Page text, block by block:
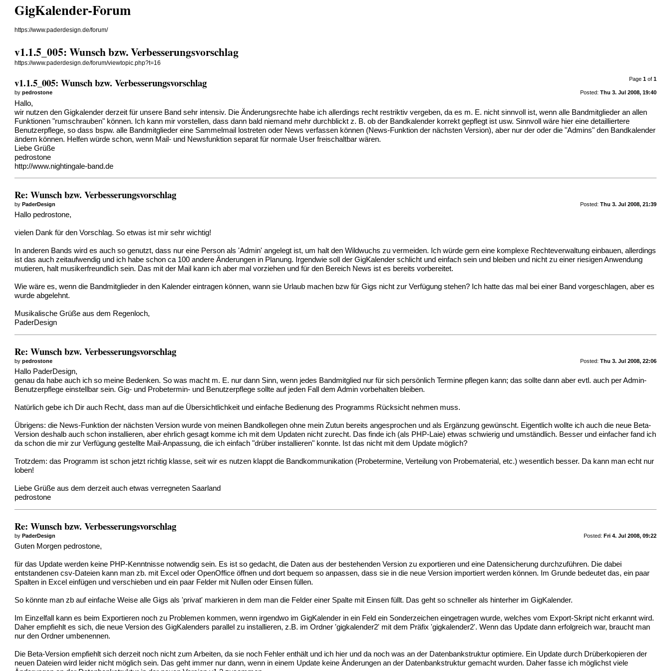
GigKalender-Forum
https://www.paderdesign.de/forum/
v1.1.5_005: Wunsch bzw. Verbesserungsvorschlag
https://www.paderdesign.de/forum/viewtopic.php?t=16
Page 1of 1
v1.1.5_005: Wunsch bzw. Verbesserungsvorschlag
Posted: Thu 3. Jul 2008, 19:40
bypedrostone
Hallo,
wir nutzen den Gigkalender derzeit für unsere Band sehr intensiv. Die Änderungsrechte habe ich allerdings recht restriktiv vergeben, da es m. E. nicht sinnvoll ist, wenn alle Bandmitglieder an allen
Funktionen "rumschrauben" können. Ich kann mir vorstellen, dass dann bald niemand mehr durchblickt z. B. ob der Bandkalender korrekt gepflegt ist usw. Sinnvoll wäre hier eine detailliertere
Benutzerpflege, so dass bspw. alle Bandmitglieder eine Sammelmail lostreten oder News verfassen können (News-Funktion der nächsten Version), aber nur der oder die "Admins" den Bandkalender
ändern können. Helfen würde schon, wenn Mail- und Newsfunktion separat für normale User freischaltbar wären.
Liebe Grüße
pedrostone
http://www.nightingale-band.de
Re: Wunsch bzw. Verbesserungsvorschlag
Posted: Thu 3. Jul 2008, 21:39
byPaderDesign
Hallo pedrostone,
vielen Dank für den Vorschlag. So etwas ist mir sehr wichtig!
In anderen Bands wird es auch so genutzt, dass nur eine Person als 'Admin' angelegt ist, um halt den Wildwuchs zu vermeiden. Ich würde gern eine komplexe Rechteverwaltung einbauen, allerdings
ist das auch zeitaufwendig und ich habe schon ca 100 andere Änderungen in Planung. Irgendwie soll der GigKalender schlicht und einfach sein und bleiben und nicht zu einer riesigen Anwendung
mutieren, halt musikerfreundlich sein. Das mit der Mail kann ich aber mal vorziehen und für den Bereich News ist es bereits vorbereitet.
Wie wäre es, wenn die Bandmitglieder in den Kalender eintragen können, wann sie Urlaub machen bzw für Gigs nicht zur Verfügung stehen? Ich hatte das mal bei einer Band vorgeschlagen, aber es
wurde abgelehnt.
Musikalische Grüße aus dem Regenloch,
PaderDesign
Re: Wunsch bzw. Verbesserungsvorschlag
Posted: Thu 3. Jul 2008, 22:06
bypedrostone
Hallo PaderDesign,
genau da habe auch ich so meine Bedenken. So was macht m. E. nur dann Sinn, wenn jedes Bandmitglied nur für sich persönlich Termine pflegen kann; das sollte dann aber evtl. auch per Admin-
Benutzerpflege einstellbar sein. Gig- und Probetermin- und Benutzerpflege sollte auf jeden Fall dem Admin vorbehalten bleiben.
Natürlich gebe ich Dir auch Recht, dass man auf die Übersichtlichkeit und einfache Bedienung des Programms Rücksicht nehmen muss.
Übrigens: die News-Funktion der nächsten Version wurde von meinen Bandkollegen ohne mein Zutun bereits angesprochen und als Ergänzung gewünscht. Eigentlich wollte ich auch die neue Beta-
Version deshalb auch schon installieren, aber ehrlich gesagt komme ich mit dem Updaten nicht zurecht. Das finde ich (als PHP-Laie) etwas schwierig und umständlich. Besser und einfacher fand ich
da schon die mir zur Verfügung gestellte Mail-Anpassung, die ich einfach "drüber installieren" konnte. Ist das nicht mit dem Update möglich?
Trotzdem: das Programm ist schon jetzt richtig klasse, seit wir es nutzen klappt die Bandkommunikation (Probetermine, Verteilung von Probematerial, etc.) wesentlich besser. Da kann man echt nur
loben!
Liebe Grüße aus dem derzeit auch etwas verregneten Saarland
pedrostone
Re: Wunsch bzw. Verbesserungsvorschlag
Posted: Fri 4. Jul 2008, 09:22
byPaderDesign
Guten Morgen pedrostone,
für das Update werden keine PHP-Kenntnisse notwendig sein. Es ist so gedacht, die Daten aus der bestehenden Version zu exportieren und eine Datensicherung durchzuführen. Die dabei
entstandenen csv-Dateien kann man zb. mit Excel oder OpenOffice öffnen und dort bequem so anpassen, dass sie in die neue Version importiert werden können. Im Grunde bedeutet das, ein paar
Spalten in Excel einfügen und verschieben und ein paar Felder mit Nullen oder Einsen füllen.
So könnte man zb auf einfache Weise alle Gigs als 'privat' markieren in dem man die Felder einer Spalte mit Einsen füllt. Das geht so schneller als hinterher im GigKalender.
Im Einzelfall kann es beim Exportieren noch zu Problemen kommen, wenn irgendwo im GigKalender in ein Feld ein Sonderzeichen eingetragen wurde, welches vom Export-Skript nicht erkannt wird.
Daher empfiehlt es sich, die neue Version des GigKalenders parallel zu installieren, z.B. im Ordner 'gigkalender2' mit dem Präfix 'gigkalender2'. Wenn das Update dann erfolgreich war, braucht man
nur den Ordner umbenennen.
Die Beta-Version empfiehlt sich derzeit noch nicht zum Arbeiten, da sie noch Fehler enthält und ich hier und da noch was an der Datenbankstruktur optimiere. Ein Update durch Drüberkopieren der
neuen Dateien wird leider nicht möglich sein. Das geht immer nur dann, wenn in einem Update keine Änderungen an der Datenbankstruktur gemacht wurden. Daher fasse ich möglichst viele